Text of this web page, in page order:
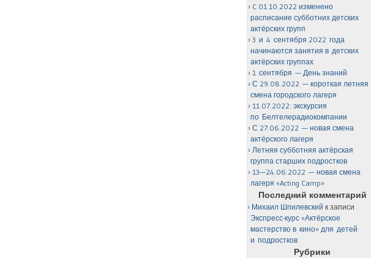
C 01.10.2022 изменено
расписание субботних детских
актёрских групп
3 и 4 сентября 2022 года
начинаются занятия в детских
актёрских группах
1 сентября — День знаний
С 29.08.2022 — короткая летняя
смена городского лагеря
11.07.2022: экскурсия
по Белтелерадиокомпании
С 27.06.2022 — новая смена
актёрского лагеря
Летняя субботняя актёрская
группа старших подростков
13—24.06.2022 — новая смена
лагеря «Acting Camp»
Последний комментарий
Михаил Шпилевский к записи
Экспресс-курс «Актёрское
мастерство в кино» для детей
и подростков
Рубрики